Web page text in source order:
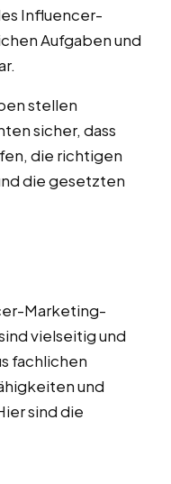
Influencer-
Aufgaben und
stellen
sicher, dass
die richtigen
die gesetzten
Marketing-
vielseitig und
fachlichen
und
sind die